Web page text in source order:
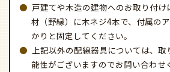
戸建てや木造の建物へのお取り付け
材（野縁）に木ネジ4本で、付属の
かりと固定してください。
上記以外の配線器具については、取
能性がございますのでお問い合わせ